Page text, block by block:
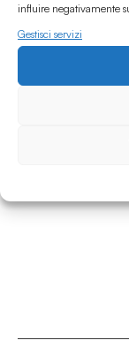
influire negativamente
Gestisci servizi
29.11.2022
Il garage